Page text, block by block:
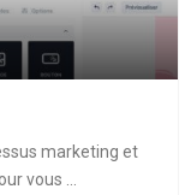
marketing et
vous ...